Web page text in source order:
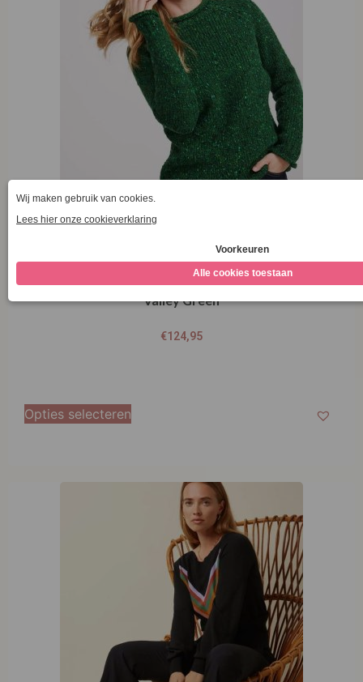
Aran Woollen Mills Ladies Roll Neck Raglan Crew
Valley Green
€124,95
Opties selecteren